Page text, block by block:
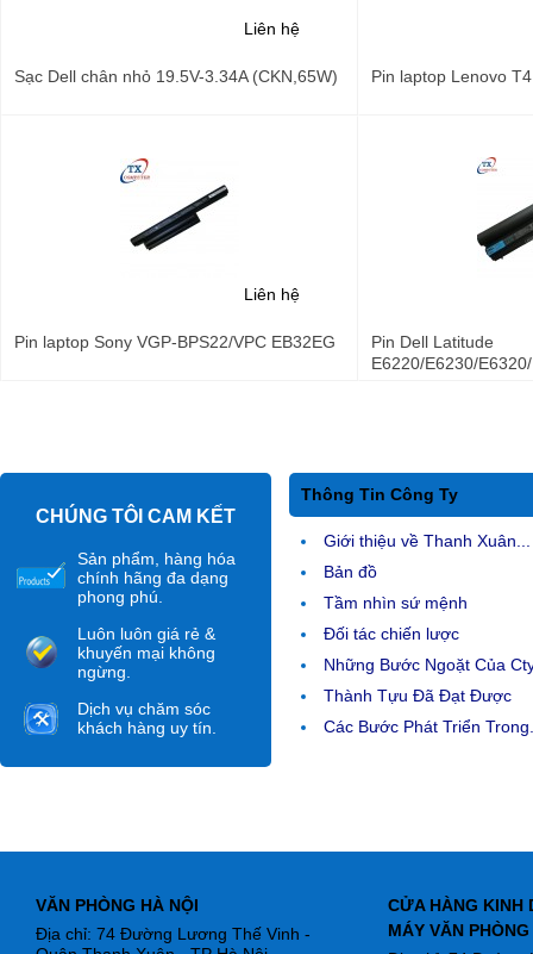
Liên hệ
Sạc Dell chân nhỏ 19.5V-3.34A (CKN,65W) Pin laptop Lenovo
Liên hệ
Pin laptop Sony VGP-BPS22/VPC EB32EG
Pin Dell Latitude
E6220/E6230/
CHÚNG TÔI CAM KẾT
Sản phẩm, hàng hóa
chính hãng đa dạng
phong phú.
Luôn luôn giá rẻ &
khuyến mại không
ngừng.
Dịch vụ chăm sóc
khách hàng uy tín.
Thông Tin Công Ty
Giới thiệu về Thanh Xuân...
Bản đồ
Tầm nhìn sứ mệnh
Đối tác chiến lược
Những Bước Ngoặt Của
Thành Tựu Đã Đạt Được
Các Bước Phát Triển
VĂN PHÒNG HÀ NỘI
Địa chỉ: 74 Đường Lương Thế Vinh -
CỬA HÀNG KINH
MÁY VĂN PHÒNG